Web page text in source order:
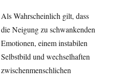
Als Wahrscheinlich gilt, dass
die Neigung zu schwankenden
Emotionen, einem instabilen
Selbstbild und wechselhaften
zwischenmenschlichen